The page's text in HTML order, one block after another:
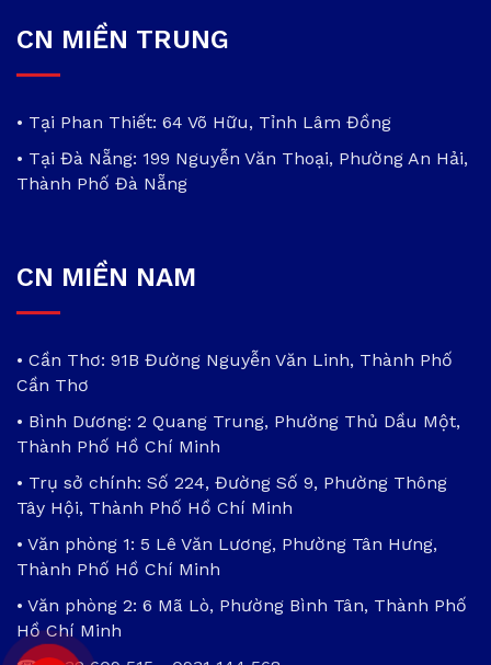
CN MIỀN TRUNG
• Tại Phan Thiết: 64 Võ Hữu, Tỉnh Lâm Đồng
• Tại Đà Nẵng: 199 Nguyễn Văn Thoại, Phường An Hải,
Thành Phố Đà Nẵng
CN MIỀN NAM
• Cần Thơ: 91B Đường Nguyễn Văn Linh, Thành Phố
Cần Thơ
• Bình Dương: 2 Quang Trung, Phường Thủ Dầu Một,
Thành Phố Hồ Chí Minh
• Trụ sở chính: Số 224, Đường Số 9, Phường Thông
Tây Hội, Thành Phố Hồ Chí Minh
• Văn phòng 1: 5 Lê Văn Lương, Phường Tân Hưng,
Thành Phố Hồ Chí Minh
• Văn phòng 2: 6 Mã Lò, Phường Bình Tân, Thành Phố
Hồ Chí Minh